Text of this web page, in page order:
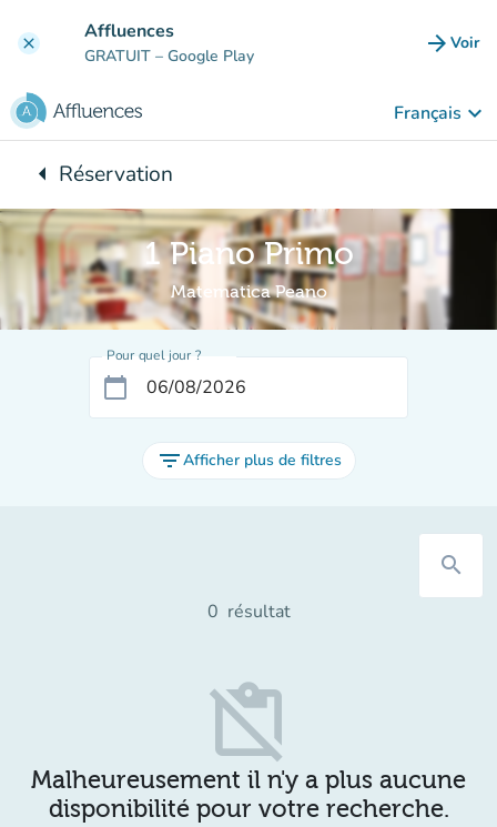
clear Affluences
GRATUIT – Google Play arrow_forward Voir
Français keyboard_arrow_down
arrow_leftRetour à :
Réservation
1 Piano Primo
Matematica Peano
Pour quel jour ?
calendar_today
filter_listAfficher plus de filtres
search
0 résultat
content_paste_off
Malheureusement il n'y a plus aucune
disponibilité pour votre recherche.